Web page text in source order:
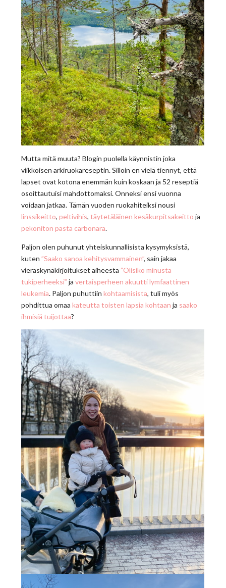
Mutta mitä muuta? Blogin puolella käynnistin joka
viikkoisen arkiruokareseptin. Silloin en vielä tiennyt, että
lapset ovat kotona enemmän kuin koskaan ja 52 reseptiä
osoittautuisi mahdottomaksi. Onneksi ensi vuonna
voidaan jatkaa. Tämän vuoden ruokahiteiksi nousi
linssikeitto,peltivihis,täytetäläinen kesäkurpitsakeitto ja
pekoniton pasta carbonara.
Paljon olen puhunut yhteiskunnallisista kysymyksistä,
kuten”Saako sanoa kehitysvammainen”, sain jakaa
vieraskynäkirjoitukset aiheesta”Olisiko minusta
tukiperheeksi” javertaisperheen akuutti lymfaattinen
leukemia. Paljon puhuttiinkohtaamisista, tuli myös
pohdittua omaakateutta toisten lapsia kohtaan ja saako
ihmisiä tuijottaa?